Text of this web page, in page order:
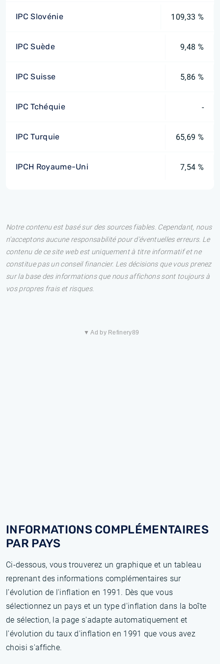
IPC Slovénie 109,33 %
IPC Suède 9,48 %
IPC Suisse 5,86 %
IPC Tchéquie -
IPC Turquie 65,69 %
IPCH Royaume-Uni 7,54 %
Notre contenu est basé sur des sources fiables. Cependant, nous
n'acceptons aucune responsabilité pour d'éventuelles erreurs. Le
contenu de ce site web est uniquement à titre informatif et ne
constitue pas un conseil financier. Les décisions que vous prenez
sur la base des informations que nous affichons sont toujours à
vos propres frais et risques.
▼ Ad by Refinery89
INFORMATIONS COMPLÉMENTAIRES
PAR PAYS
Ci-dessous, vous trouverez un graphique et un tableau
reprenant des informations complémentaires sur
l’évolution de l'inflation en 1991. Dès que vous
sélectionnez un pays et un type d'inflation dans la boîte
de sélection, la page s'adapte automatiquement et
l'évolution du taux d'inflation en 1991 que vous avez
choisi s'affiche.